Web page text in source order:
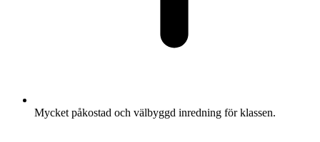
Mycket påkostad och välbyggd inredning för klassen.